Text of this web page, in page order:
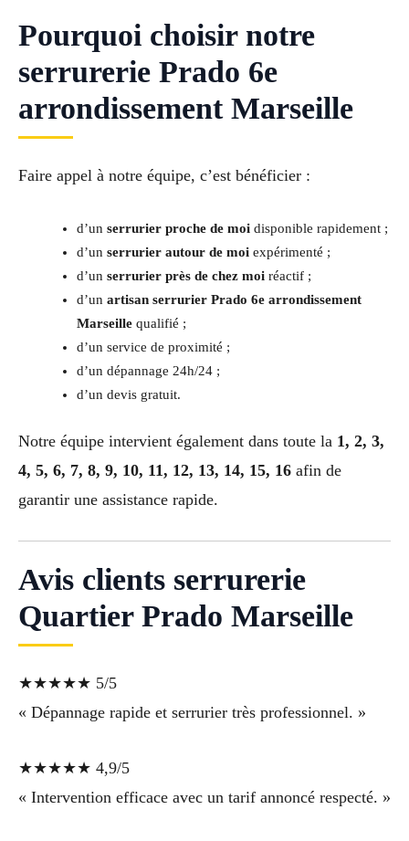
Pourquoi choisir notre
serrurerie Prado 6e
arrondissement Marseille
Faire appel à notre équipe, c’est bénéficier :
d’un serrurier proche de moidisponible rapidement ;
d’un serrurier autour de moiexpérimenté ;
d’un serrurier près de chez moiréactif ;
d’un artisan serrurier Prado 6e arrondissement
Marseillequalifié ;
d’un service de proximité ;
d’un dépannage 24h/24 ;
d’un devis gratuit.
Notre équipe intervient également dans toute la 1, 2, 3,
4, 5, 6, 7, 8, 9, 10, 11, 12, 13, 14, 15, 16 afin de
garantir une assistance rapide.
Avis clients serrurerie
Quartier Prado Marseille
★★★★★ 5/5
« Dépannage rapide et serrurier très professionnel. »
★★★★★ 4,9/5
« Intervention efficace avec un tarif annoncé respecté. »